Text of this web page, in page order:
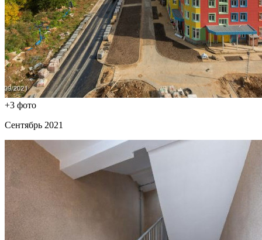
+3 фото
Сентябрь 2021